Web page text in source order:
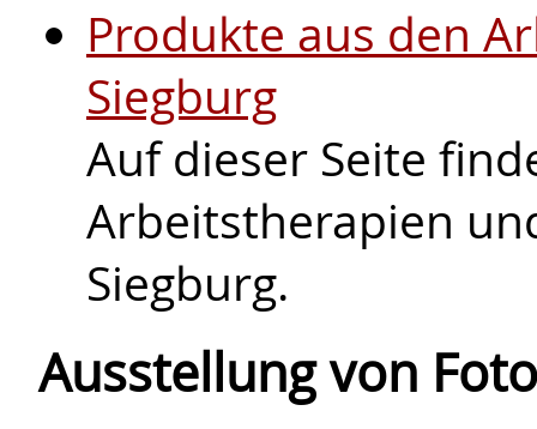
Produkte aus den
Siegburg
Auf dieser Seite
Arbeitstherapien
Siegburg.
Ausstellung von